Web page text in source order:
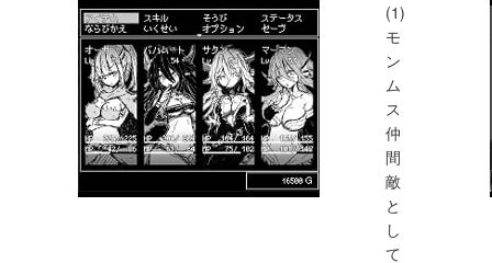
(1)
モ
ン
ム
ス
仲
間
敵
と
し
て